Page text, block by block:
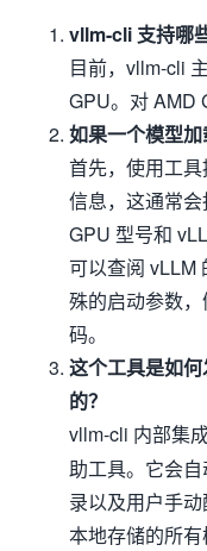
vllm-cli 支持哪
目前，vllm-cli
GPU。对 AMD
如果一个模型加
首先，使用工
信息，这通常
GPU 型号和
可以查阅 vLLM
殊的启动参数
码。
这个工具是如
的？
vllm-cli 内部集
助工具。它会
录以及用户手
本地存储的所有